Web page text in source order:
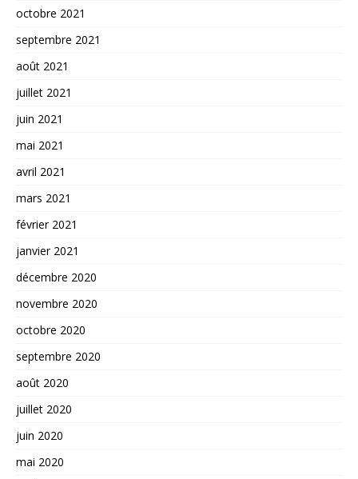
octobre 2021
septembre 2021
août 2021
juillet 2021
juin 2021
mai 2021
avril 2021
mars 2021
février 2021
janvier 2021
décembre 2020
novembre 2020
octobre 2020
septembre 2020
août 2020
juillet 2020
juin 2020
mai 2020